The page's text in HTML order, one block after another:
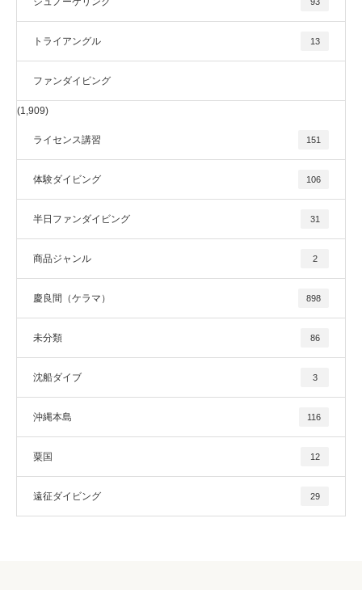
トライアングル 13
ファンダイビング
(1,909)
ライセンス講習 151
体験ダイビング 106
半日ファンダイビング 31
商品ジャンル 2
慶良間（ケラマ） 898
未分類 86
沈船ダイブ 3
沖縄本島 116
粟国 12
遠征ダイビング 29